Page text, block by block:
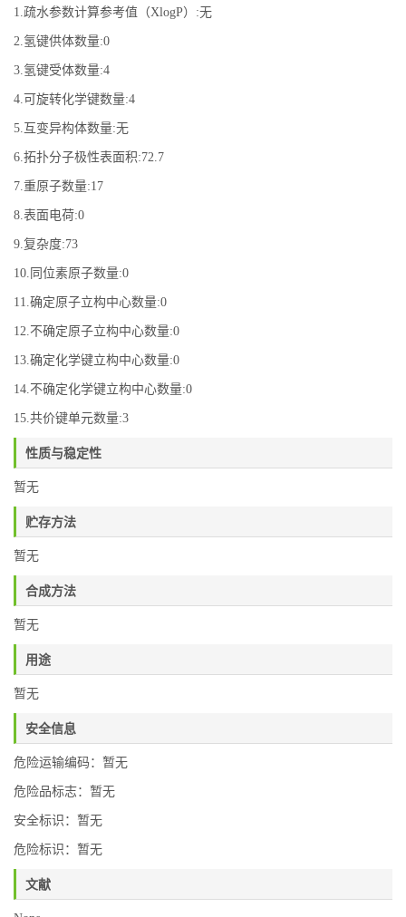
1.疏水参数计算参考值（XlogP）:无
2.氢键供体数量:0
3.氢键受体数量:4
4.可旋转化学键数量:4
5.互变异构体数量:无
6.拓扑分子极性表面积:72.7
7.重原子数量:17
8.表面电荷:0
9.复杂度:73
10.同位素原子数量:0
11.确定原子立构中心数量:0
12.不确定原子立构中心数量:0
13.确定化学键立构中心数量:0
14.不确定化学键立构中心数量:0
15.共价键单元数量:3
性质与稳定性
暂无
贮存方法
暂无
合成方法
暂无
用途
暂无
安全信息
危险运输编码：暂无
危险品标志：暂无
安全标识：暂无
危险标识：暂无
文献